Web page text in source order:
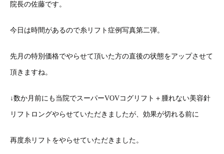
院長の佐藤です。
今日は時間があるので糸リフト症例写真第二弾。
先月の特別価格でやらせて頂いた方の直後の状態をアップさせて
頂きますね。
↓数か月前にも当院でスーパーVOVコグリフト＋腫れない美容針
リフトロングやらせていただきましたが、効果が切れる前に
再度糸リフトをやらせていただきました。